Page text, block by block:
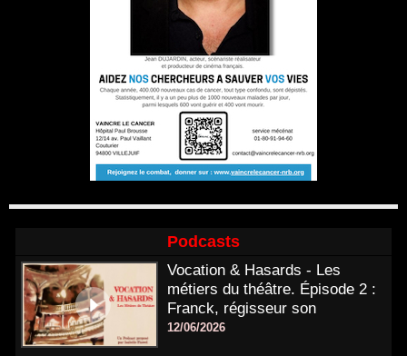
Podcasts
Vocation & Hasards - Les
métiers du théâtre. Épisode 2 :
Franck, régisseur son
12/06/2026